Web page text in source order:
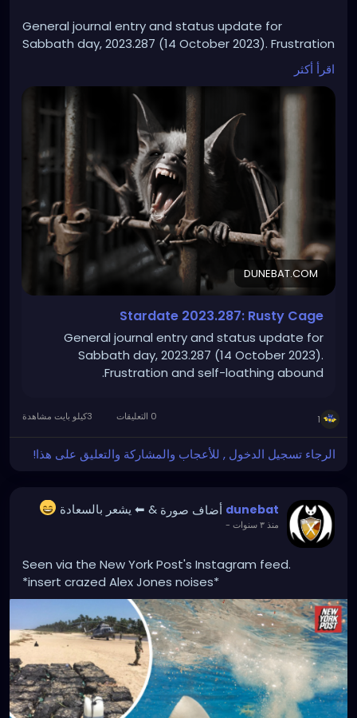
General journal entry and status update for
Sabbath day, 2023.287 (14 October 2023). Frustration
اقرأ أكثر
DUNEBAT.COM
Stardate 2023.287: Rusty Cage
General journal entry and status update for
Sabbath day, 2023.287 (14 October 2023).
Frustration and self-loathing abound.
1
الرجاء تسجيل الدخول , للأعجاب والمشاركة والتعليق على هذا!
dunebat أضاف صورة & ⬅ يشعر بالسعادة
منذ ٣ سنوات -
Seen via the New York Post's Instagram feed.
*insert crazed Alex Jones noises*